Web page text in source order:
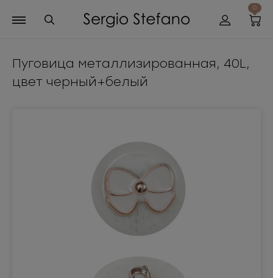
0
Пуговица металлизированная, 40L,
цвет черный+белый